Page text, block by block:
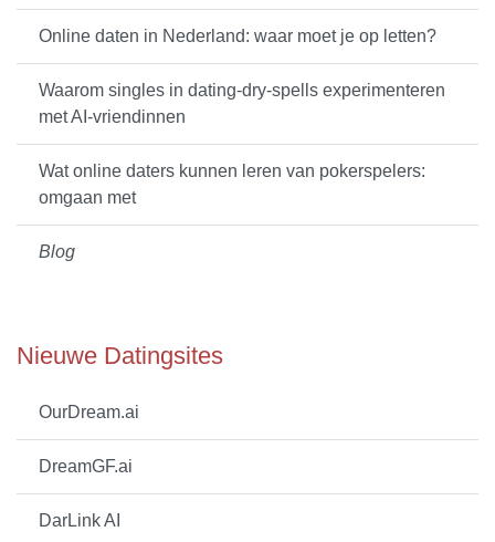
Online daten in Nederland: waar moet je op letten?
Waarom singles in dating-dry-spells experimenteren
met AI-vriendinnen
Wat online daters kunnen leren van pokerspelers:
omgaan met
Blog
Nieuwe Datingsites
OurDream.ai
DreamGF.ai
DarLink AI